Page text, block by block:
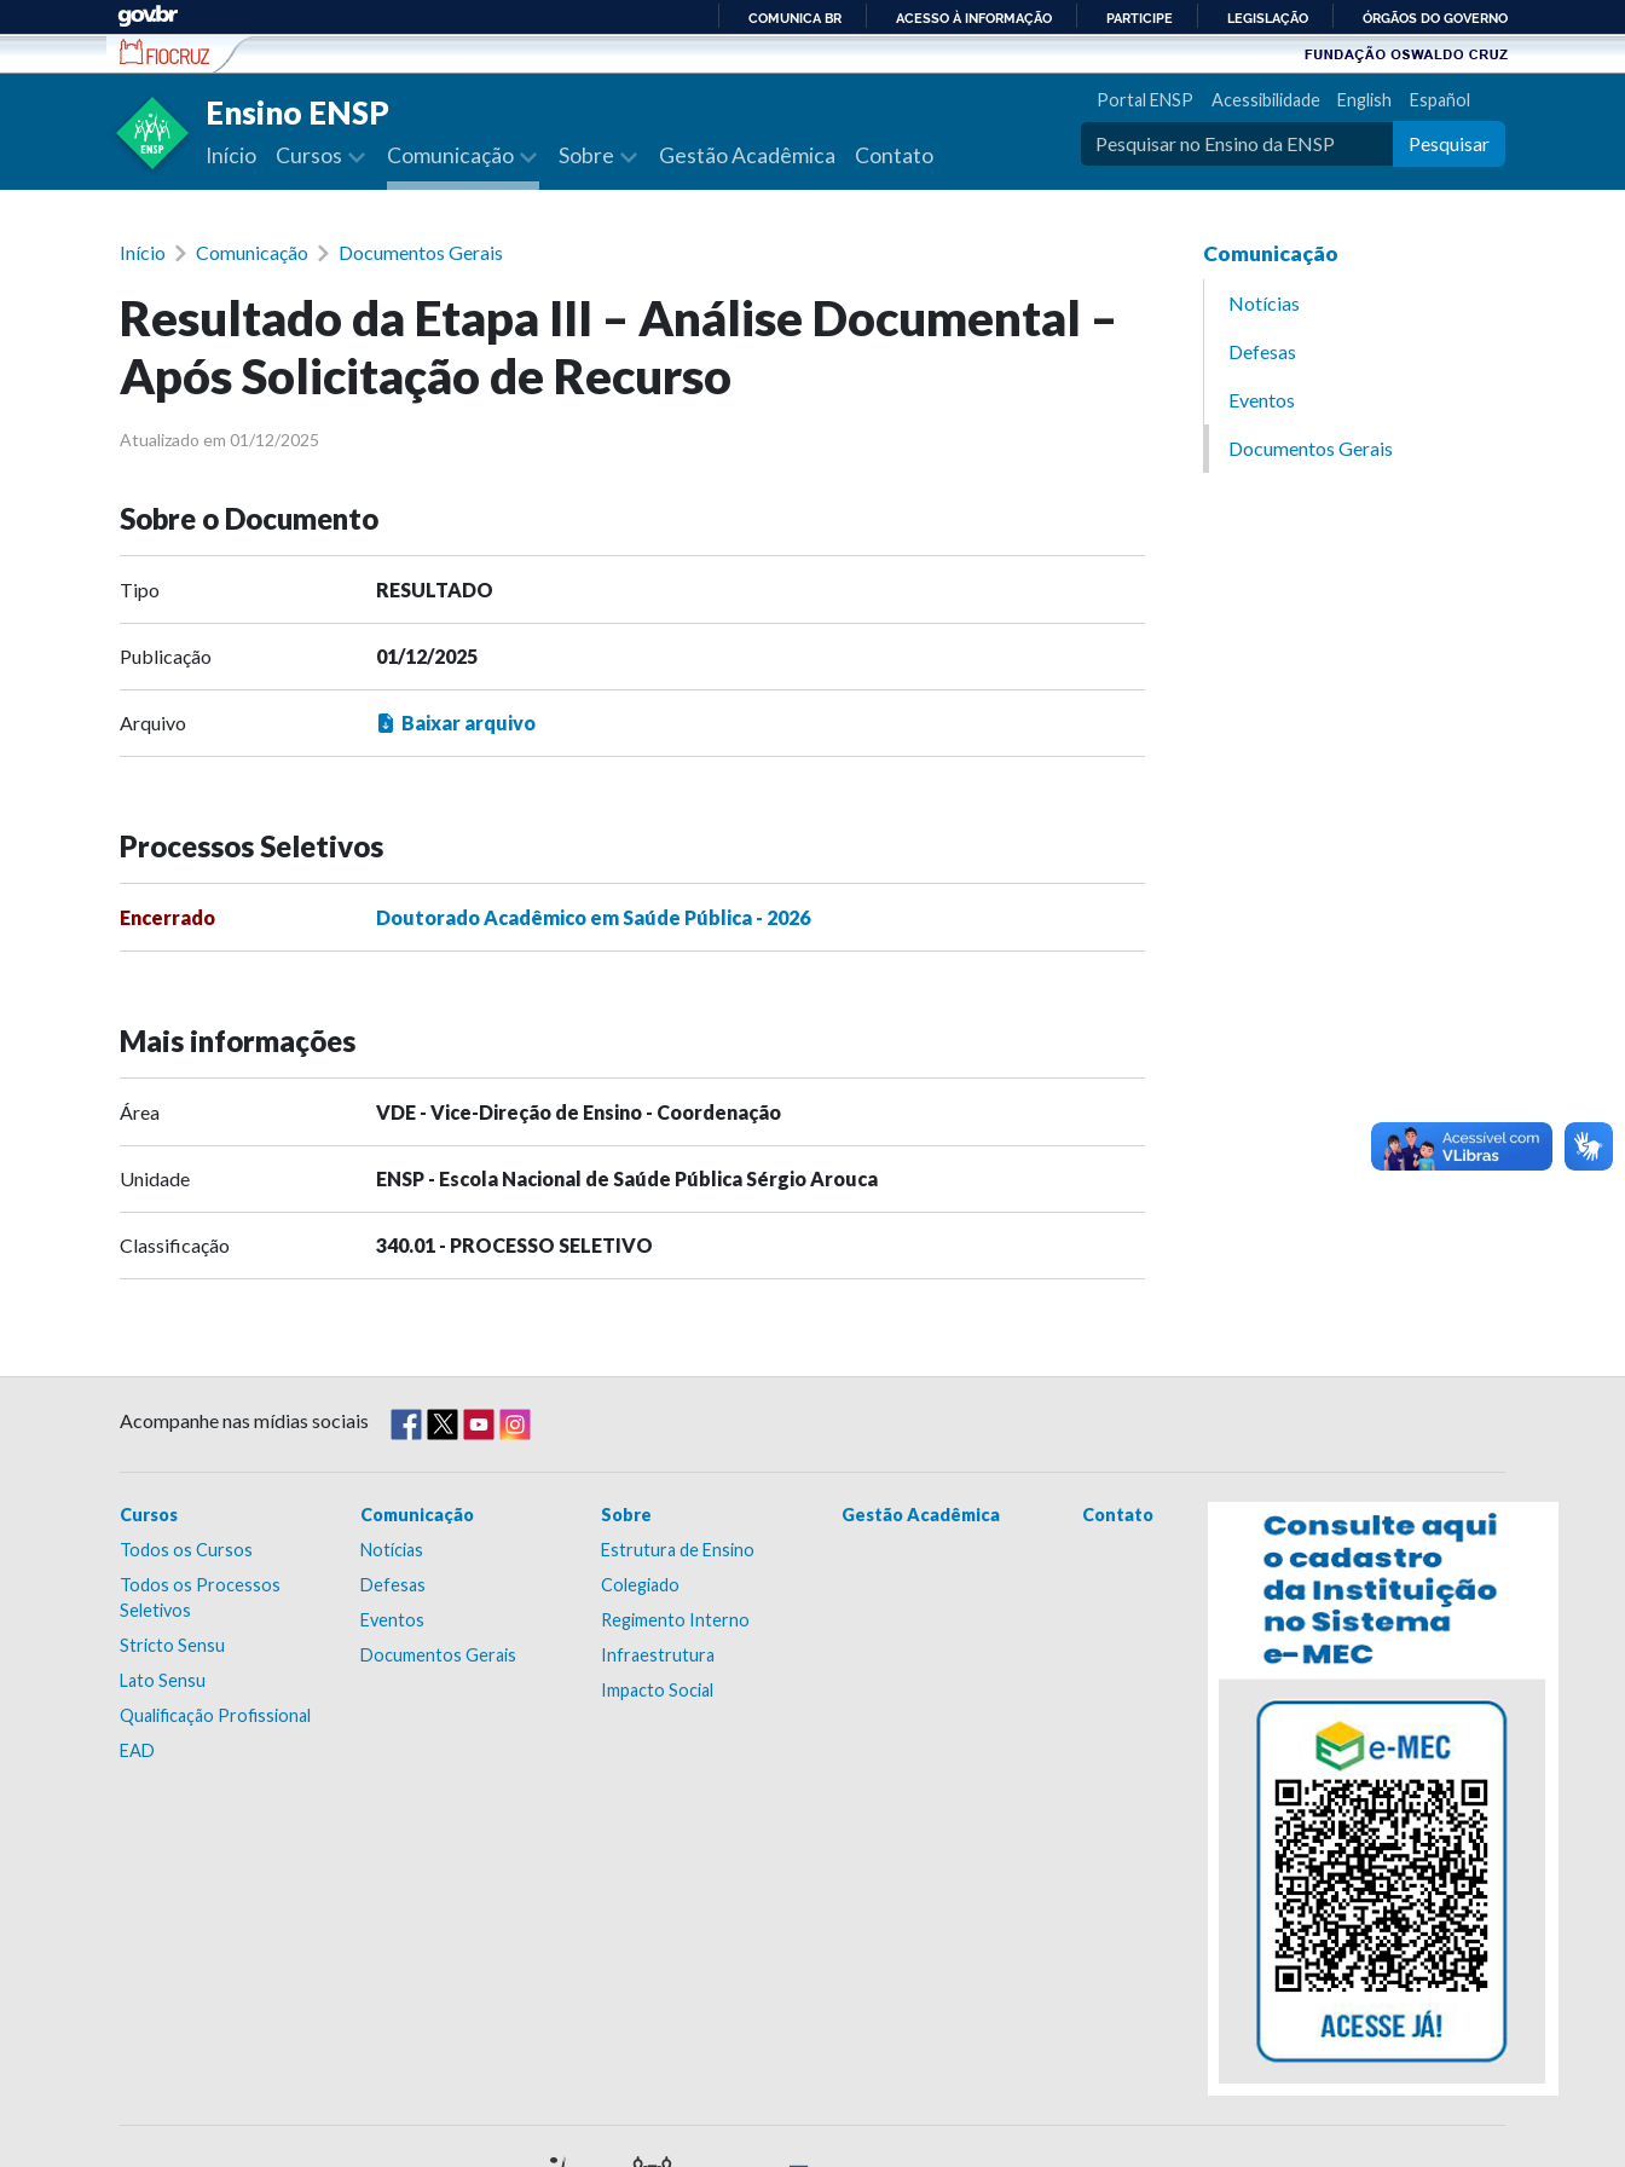
Ir para conteúdo
PARA
COMUNICA BR ACESSO À INFORMAÇÃO PARTICIPE LEGISLAÇÃO ÓRGÃOS DO GOVERNO
Ensino ENSP
Início Cursos Comunicação Sobre Gestão Acadêmica Contato
Portal ENSP Acessibilidade English Español
Pesquisar
Início Comunicação Documentos Gerais
Resultado da Etapa III – Análise Documental –
Após Solicitação de Recurso
Atualizado em 01/12/2025
Sobre o Documento
Tipo RESULTADO
Publicação 01/12/2025
Arquivo Baixar arquivo
Processos Seletivos
Encerrado Doutorado Acadêmico em Saúde Pública - 2026
Mais informações
Área VDE - Vice-Direção de Ensino - Coordenação
Unidade ENSP - Escola Nacional de Saúde Pública Sérgio Arouca
Classificação 340.01 - PROCESSO SELETIVO
Comunicação
Notícias
Defesas
Eventos
Documentos Gerais
Acompanhe nas mídias sociais
Cursos
Todos os Cursos
Todos os Processos
Seletivos
Stricto Sensu
Lato Sensu
Qualificação Profissional
EAD
Comunicação
Notícias
Defesas
Eventos
Documentos Gerais
Sobre
Estrutura de Ensino
Colegiado
Regimento Interno
Infraestrutura
Impacto Social
Gestão Acadêmica Contato